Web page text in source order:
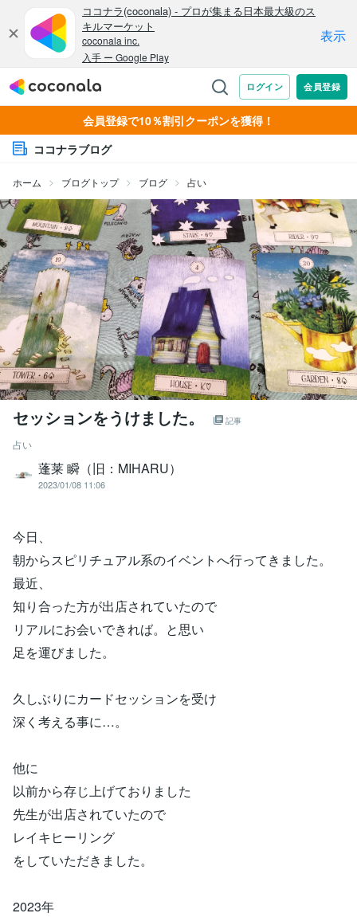
会員登録で10％割引クーポンを獲得！
ココナラブログ
ホーム ブログトップ ブログ 占い
セッションをうけました。 記事
占い
蓬莱 瞬（旧：MIHARU）
2023/01/08 11:06
今日、
朝からスピリチュアル系のイベントへ行ってきました。
最近、
知り合った方が出店されていたので
リアルにお会いできれば。と思い
足を運びました。
久しぶりにカードセッションを受け
深く考える事に…。
他に
以前から存じ上げておりました
先生が出店されていたので
レイキヒーリング
をしていただきました。
2023年